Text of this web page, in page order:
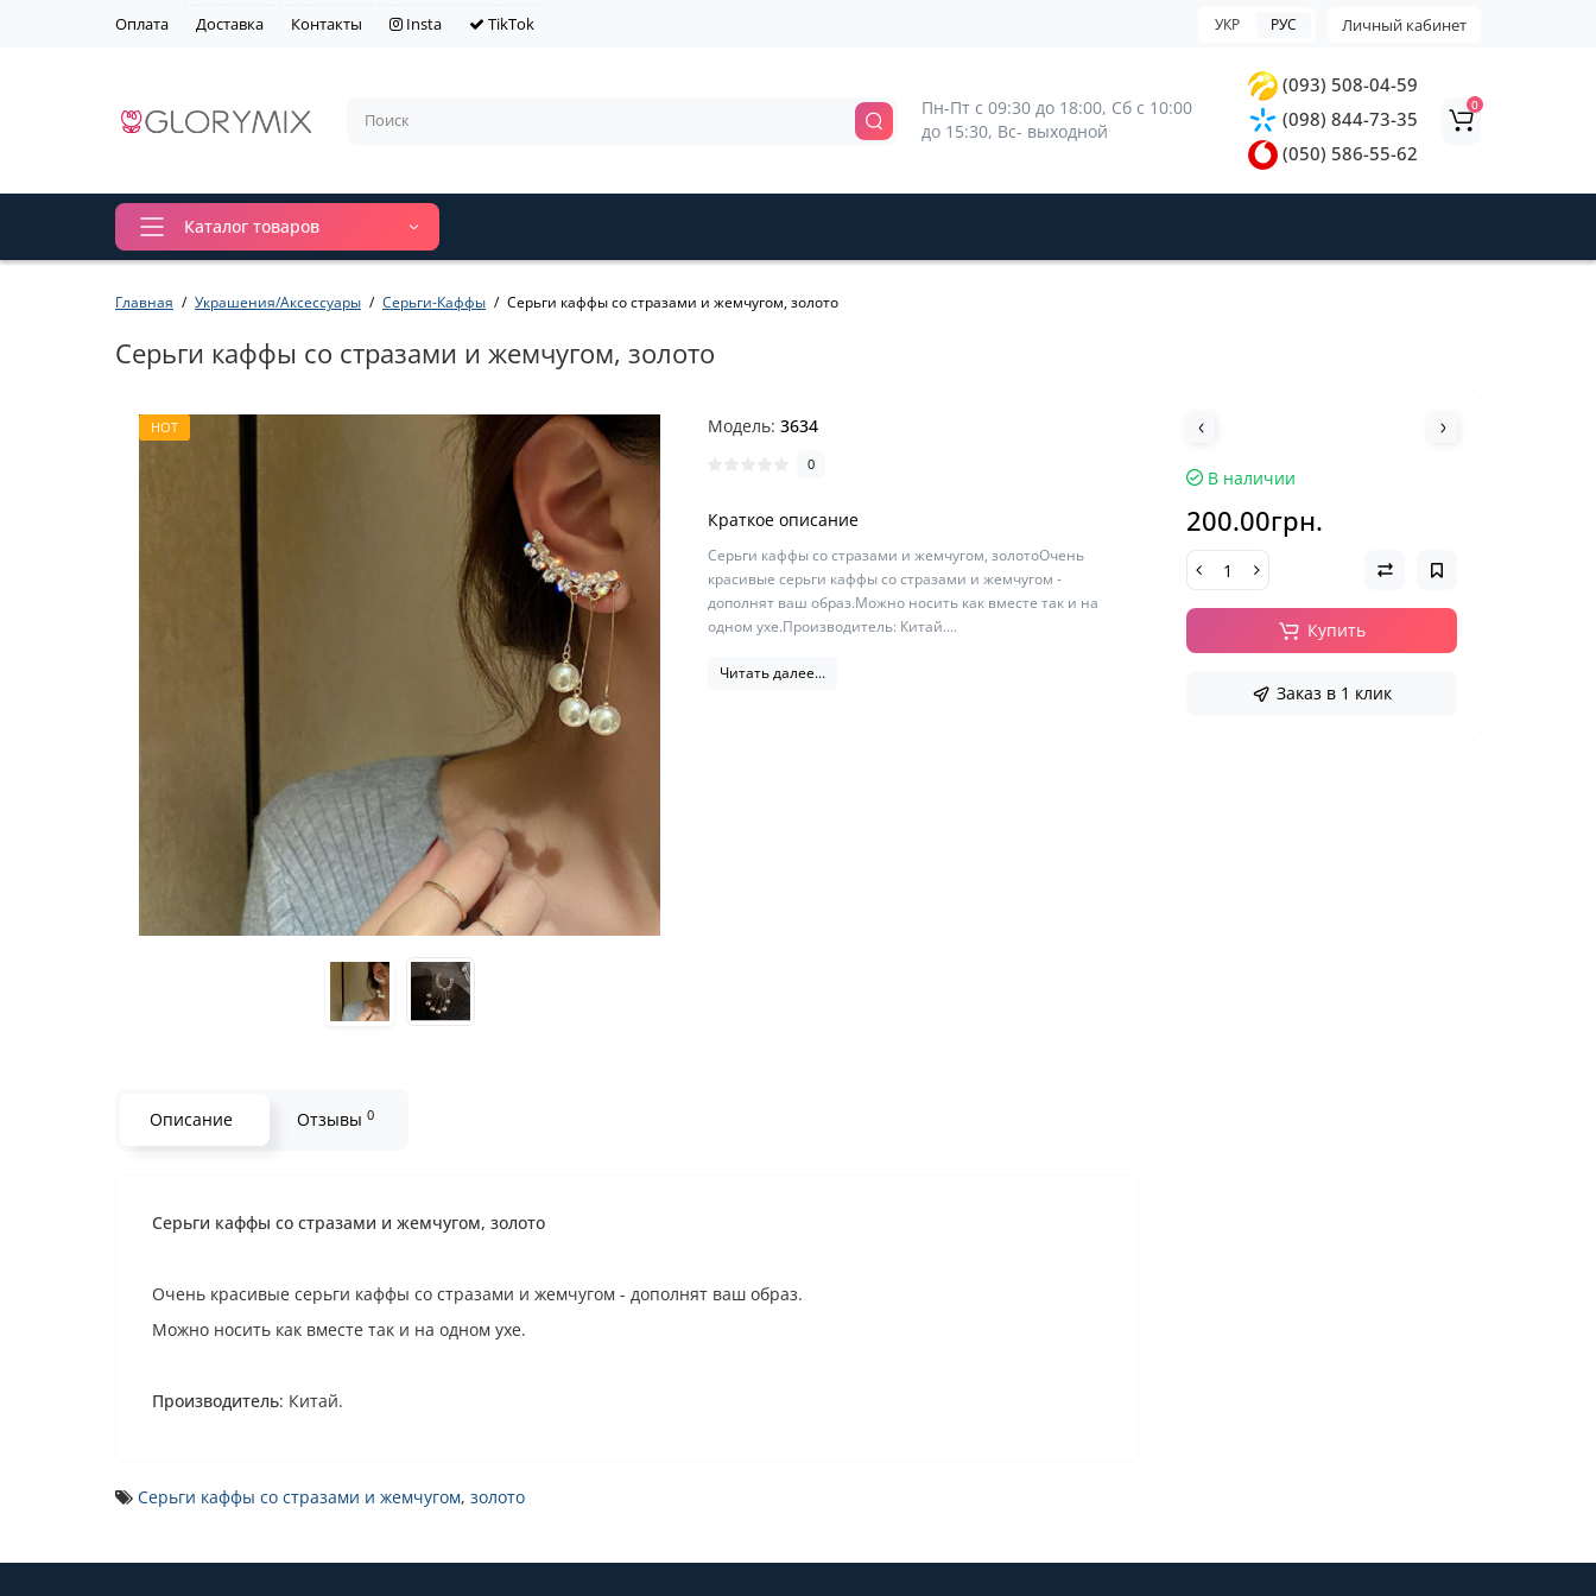
Оплата Доставка Контакты Insta TikTok Личный кабинет
УКР РУС
Пн-Пт с 09:30 до 18:00, Сб с 10:00
до 15:30, Вс- выходной
(093) 508-04-59
(098) 844-73-35
(050) 586-55-62
0
Каталог товаров
Главная Украшения/Аксессуары Серьги-Каффы Серьги каффы со стразами и жемчугом, золото
Серьги каффы со стразами и жемчугом, золото
HOT Модель:3634
0
Краткое описание
Серьги каффы со стразами и жемчугом, золотоОчень
красивые серьги каффы со стразами и жемчугом -
дополнят ваш образ.Можно носить как вместе так и на
одном ухе.Производитель: Китай....
Читать далее...
В наличии
200.00грн.
Купить
Заказ в 1 клик
Описание Отзывы 0
Серьги каффы со стразами и жемчугом, золото
Очень красивые серьги каффы со стразами и жемчугом - дополнят ваш образ.
Можно носить как вместе так и на одном ухе.
Производитель: Китай.
Серьги каффы со стразами и жемчугом, золото